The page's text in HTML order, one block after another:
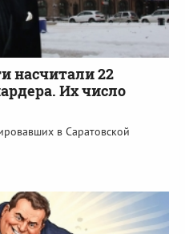
насчитали 22
Их число
в Саратовской